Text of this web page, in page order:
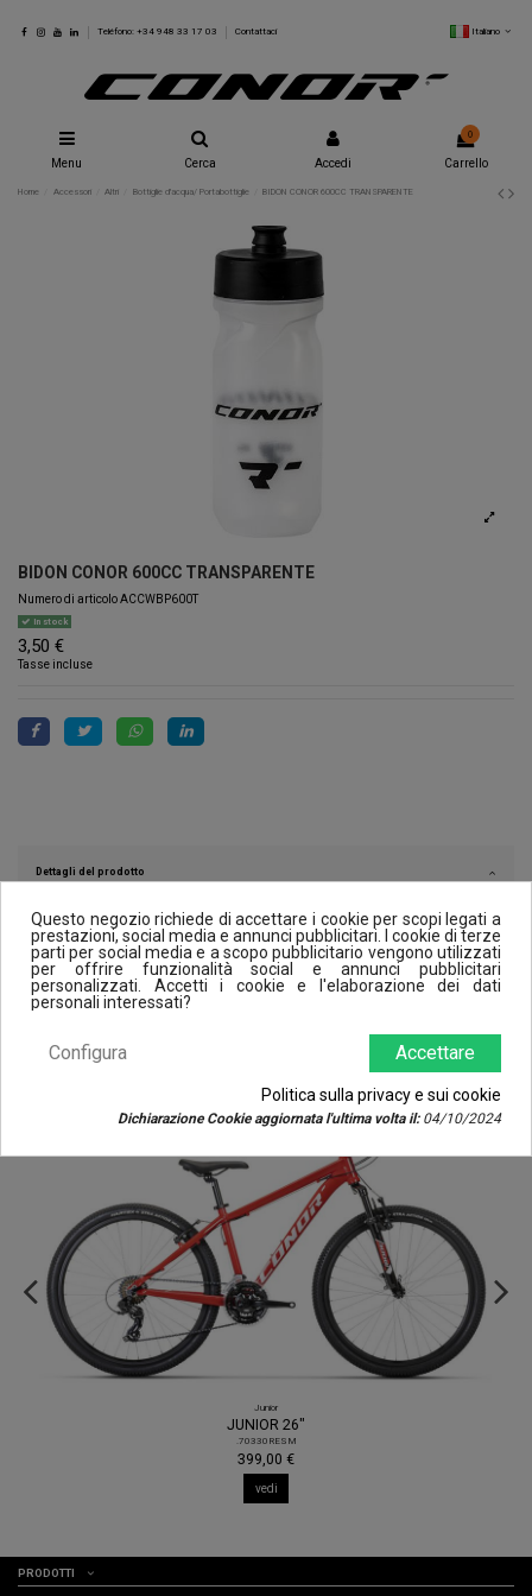
Teléfono: +34 948 33 17 03 Contattaci Italiano
Menu Cerca Accedi
0
Carrello
Home Accessori Altri Bottiglie d'acqua/ Portabottiglie BIDON CONOR 600CC TRANSPARENTE
BIDON CONOR 600CC TRANSPARENTE
Numero di articoloACCWBP600T
In stock
3,50 €
Tasse incluse
Dettagli del prodotto
Reviews (0)
I clienti che hanno acquistato questo prodotto hanno comprato anche:
Junior
JUNIOR 26"
.70330RESM
399,00 €
vedi
PRODOTTI
Questo negozio richiede di accettare i cookie per scopi legati a
prestazioni, social media e annunci pubblicitari. I cookie di terze
parti per social media e a scopo pubblicitario vengono utilizzati
per offrire funzionalità social e annunci pubblicitari
personalizzati. Accetti i cookie e l'elaborazione dei dati
personali interessati?
Accettare
Configura
Politica sulla privacy e sui cookie
Dichiarazione Cookie aggiornata l'ultima volta il:04/10/2024